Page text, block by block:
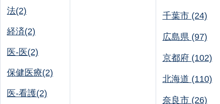
法(2)
経済(2)
医-医(2)
保健医療(2)
医-看護(2)
千葉市 (24)
広島県 (97)
京都府 (102)
北海道 (110)
奈良市 (26)